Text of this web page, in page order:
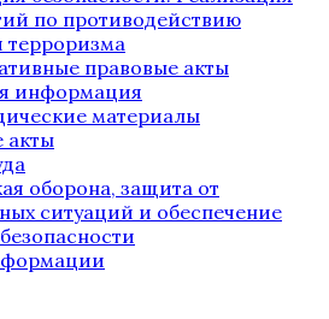
по противодействию
терроризма
правовые акты
информация
материалы
акты
оборона, защита от
ситуаций и обеспечение